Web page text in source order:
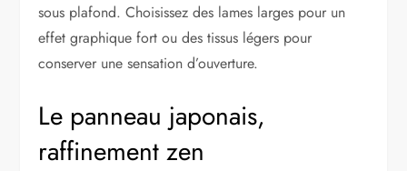
sous plafond. Choisissez des lames larges pour un
effet graphique fort ou des tissus légers pour
conserver une sensation d’ouverture.
Le panneau japonais,
raffinement zen